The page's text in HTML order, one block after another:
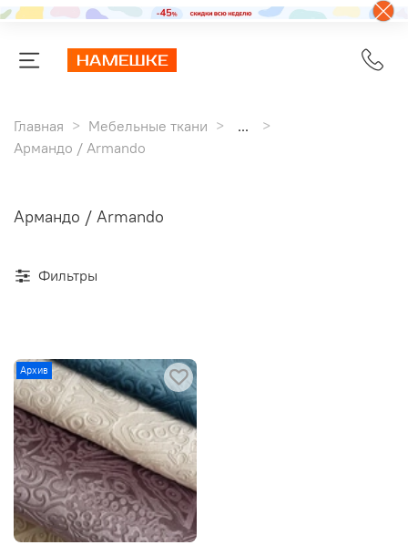
Главная Мебельные ткани
...
Армандо / Armando
Армандо / Armando
Фильтры
Архив